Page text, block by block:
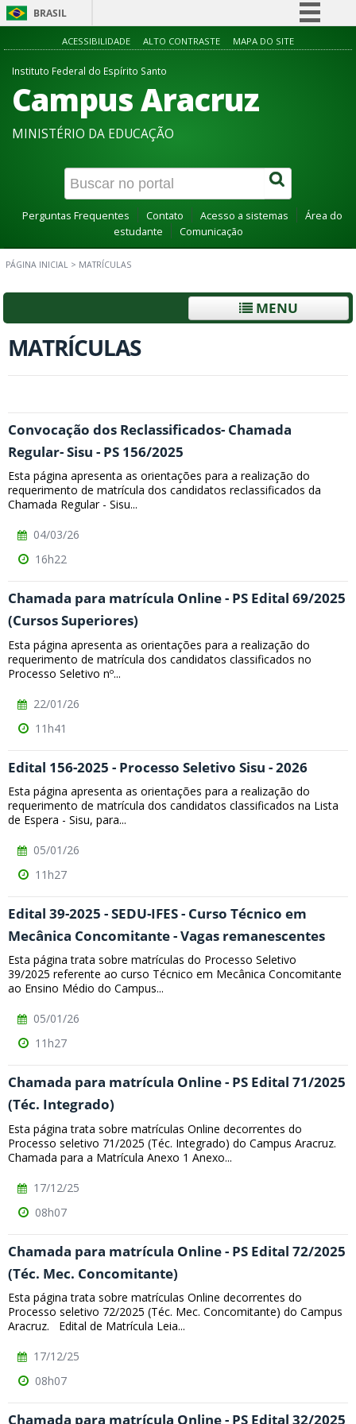
BRASIL
Simplifique!
Acesso à informação
Canais
ACESSIBILIDADE ALTO CONTRASTE MAPA DO SITE
Instituto Federal do Espírito Santo
Campus Aracruz
MINISTÉRIO DA EDUCAÇÃO
Perguntas Frequentes Contato Acesso a sistemas
Área do
estudante
Comunicação
PÁGINA INICIAL > MATRÍCULAS
MENU
MATRÍCULAS
Convocação dos Reclassificados- Chamada
Regular- Sisu - PS 156/2025
Esta página apresenta as orientações para a realização do
requerimento de matrícula dos candidatos reclassificados da
Chamada Regular - Sisu...
04/03/26
16h22
Chamada para matrícula Online - PS Edital 69/2025
(Cursos Superiores)
Esta página apresenta as orientações para a realização do
requerimento de matrícula dos candidatos classificados no
Processo Seletivo nº...
22/01/26
11h41
Edital 156-2025 - Processo Seletivo Sisu - 2026
Esta página apresenta as orientações para a realização do
requerimento de matrícula dos candidatos classificados na Lista
de Espera - Sisu, para...
05/01/26
11h27
Edital 39-2025 - SEDU-IFES - Curso Técnico em
Mecânica Concomitante - Vagas remanescentes
Esta página trata sobre matrículas do Processo Seletivo
39/2025 referente ao curso Técnico em Mecânica Concomitante
ao Ensino Médio do Campus...
05/01/26
11h27
Chamada para matrícula Online - PS Edital 71/2025
(Téc. Integrado)
Esta página trata sobre matrículas Online decorrentes do
Processo seletivo 71/2025 (Téc. Integrado) do Campus Aracruz.
Chamada para a Matrícula Anexo 1 Anexo...
17/12/25
08h07
Chamada para matrícula Online - PS Edital 72/2025
(Téc. Mec. Concomitante)
Esta página trata sobre matrículas Online decorrentes do
Processo seletivo 72/2025 (Téc. Mec. Concomitante) do Campus
Aracruz. Edital de Matrícula Leia...
17/12/25
08h07
Chamada para matrícula Online - PS Edital 32/2025